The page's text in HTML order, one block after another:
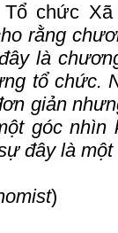
Tổ chức
rằng
là
tổ chức.
giản
góc nhìn
đây là
)